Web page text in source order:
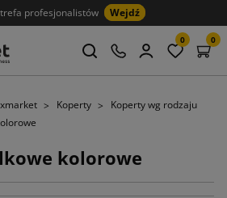
profesjonalistów Wejdź
0 0
Koperty
Koperty wg rodzaju
kolorowe